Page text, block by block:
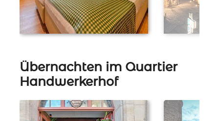
Übernachten im Quartier
Handwerkerhof